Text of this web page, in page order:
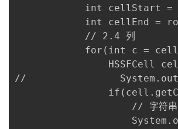
int cellStart =
int cellEnd =
// 2.4 列
for(int c =
HSSFCell cell =
//
if(cell.getCellType()
// 字符串